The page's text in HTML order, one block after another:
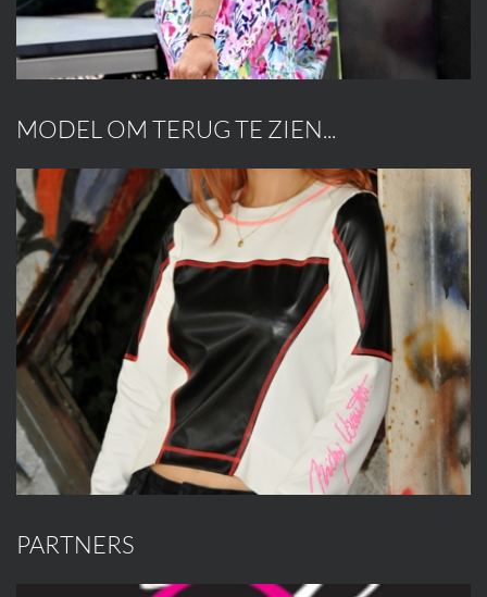
MODEL OM TERUG TE ZIEN...
PARTNERS